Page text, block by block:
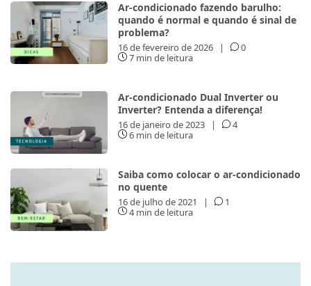
Ar-condicionado fazendo barulho:
quando é normal e quando é sinal de
problema?
16 de fevereiro de 2026 |
0
7 min de leitura
Ar-condicionado Dual Inverter ou
Inverter? Entenda a diferença!
16 de janeiro de 2023 |
4
6 min de leitura
Saiba como colocar o ar-condicionado
no quente
16 de julho de 2021 |
1
4 min de leitura